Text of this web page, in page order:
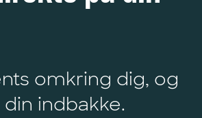
omkring dig, og
indbakke.